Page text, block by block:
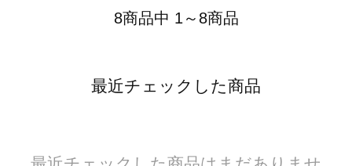
8商品中 1～8商品
最近チェックした商品